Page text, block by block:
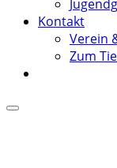
Kontakt
Verein
Zum